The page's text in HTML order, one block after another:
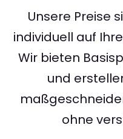
Unsere Preise
individuell auf
Wir bieten
und
ohne